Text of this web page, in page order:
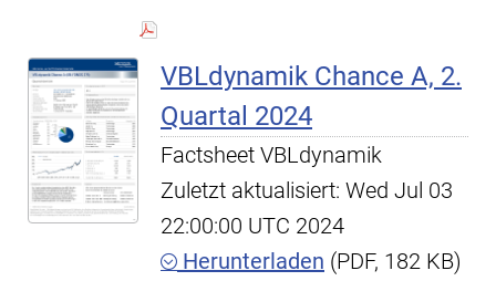
VBLdynamik Chance A, 2.
Quartal 2024
Factsheet VBLdynamik
Zuletzt aktualisiert: Wed Jul 03
22:00:00 UTC 2024
Herunterladen (PDF, 182 KB)